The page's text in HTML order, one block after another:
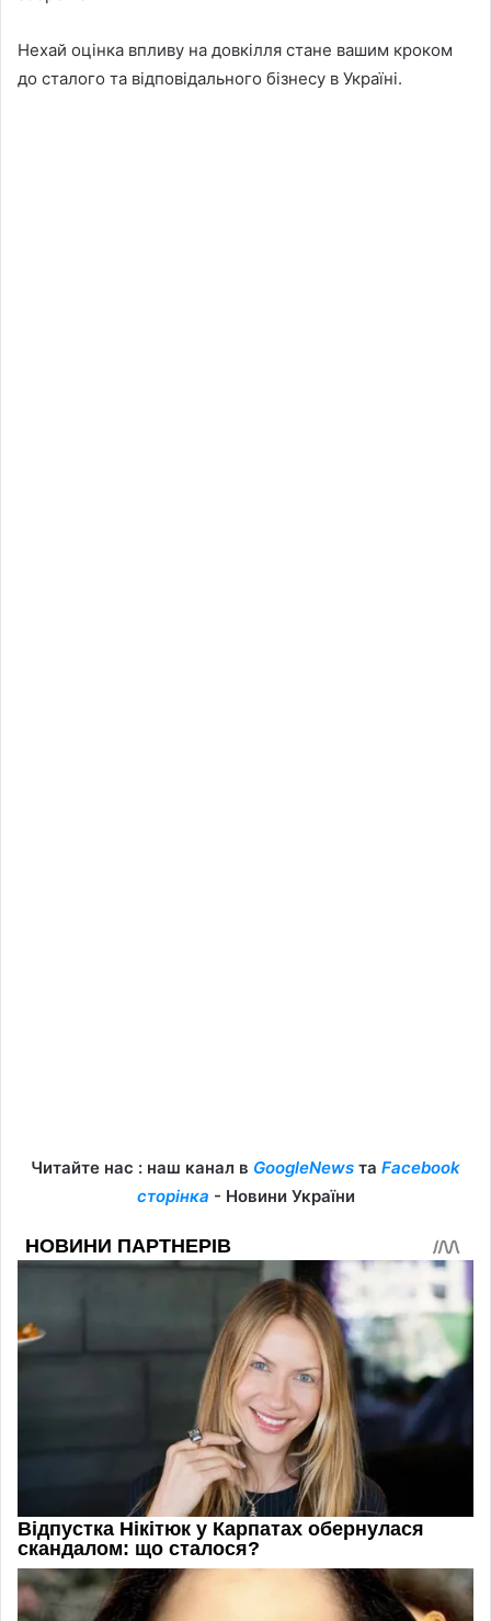
Нехай оцінка впливу на довкілля стане вашим кроком
до сталого та відповідального бізнесу в Україні.
Читайте нас : наш канал в GoogleNews та Facebook
сторінка - Новини України